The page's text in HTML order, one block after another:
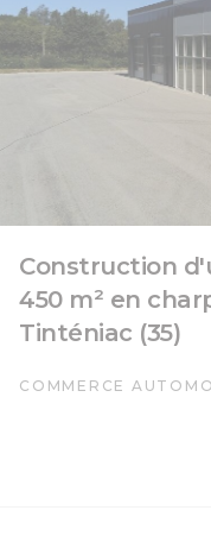
Construction
450 m² en
Tinténiac (35)
COMMERCE